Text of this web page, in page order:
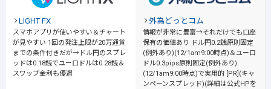
LIGHT FX
スマホアプリが使いやすい＆チャート
が見やすい 1回の発注上限が20万通貨
までの条件付きだが→ドル円のスプレ
ッドは0.18銭でユーロドルは0.28銭＆
スワップ金利も優遇
外為どっとコム
情報が非常に豊富→それだけでも口座
保有の価値あり
ドル円0.2銭原則固定
(例外あり)(12/1am9:00時点)＆ユーロ
ドル0.3pips原則固定(例外あり)
(12/1am9:00時点)で実用的 [PR](キャ
ンペーンスプレッド)(詳細は公式HPを